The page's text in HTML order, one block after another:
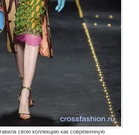
свою коллекцию как современную